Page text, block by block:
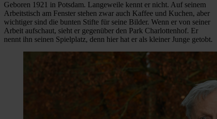
Geboren 1921 in Potsdam. Langeweile kennt er nicht. Auf seinem
Arbeitstisch am Fenster stehen zwar auch Kaffee und Kuchen, aber
wichtiger sind die bunten Stifte für seine Bilder. Wenn er von seiner
Arbeit aufschaut, sieht er gegenüber den Park Charlottenhof. Er
nennt ihn seinen Spielplatz, denn hier hat er als kleiner Junge getobt.